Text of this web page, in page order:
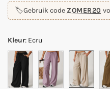
🏷️Gebruik codeZOMER20
Kleur: Ecru